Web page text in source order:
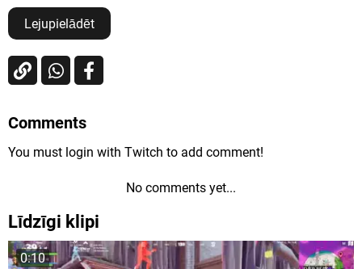
Lejupielādēt
Comments
You must login with Twitch to add comment!
No comments yet...
Līdzīgi klipi
0:10